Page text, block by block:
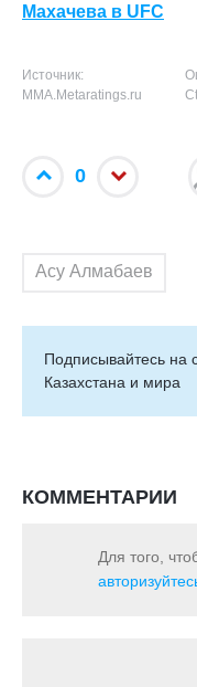
Махачева в UFC
Источник:
MMA.Metaratings.ru
0
Асу Алмабаев
Подписывайтесь на
Казахстана и мира
КОММЕНТАРИИ
Для того,